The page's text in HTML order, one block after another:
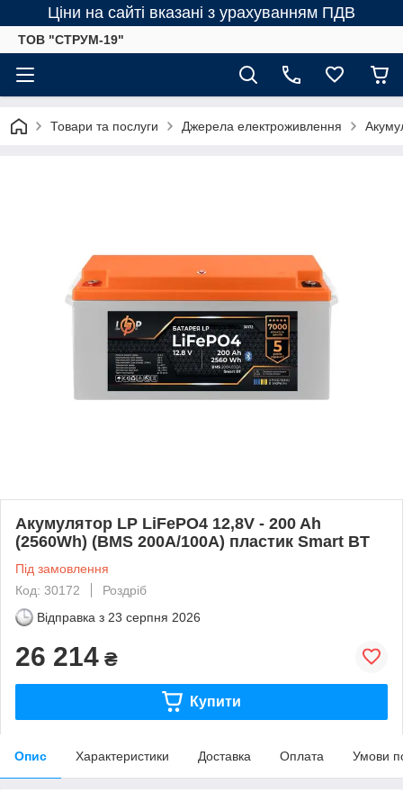
Ціни на сайті вказані з урахуванням ПДВ
ТОВ "СТРУМ-19"
Товари та послуги Джерела електроживлення
Акумулятор LP LiFePO4 12,8V - 200 Ah
(2560Wh) (BMS 200A/100А) пластик Smart BT
Під замовлення
Код: 30172
Роздріб
Відправка з 23 серпня 2026
26 214 ₴
Купити
Опис Характеристики Доставка Оплата Умови